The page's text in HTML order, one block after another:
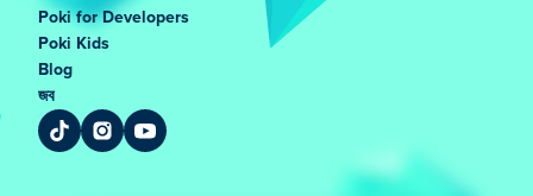
Poki for Developers
Poki Kids
Blog
জব